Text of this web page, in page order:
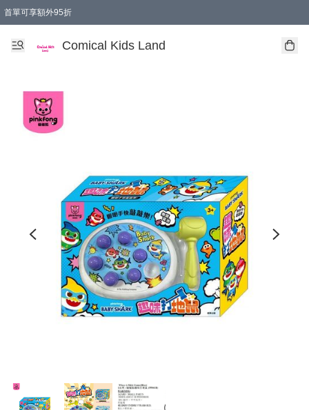
首單可享額外95折
Comical Kids Land